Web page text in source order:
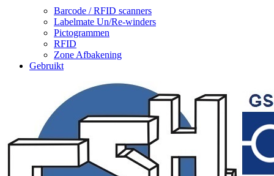
Barcode / RFID scanners
Labelmate Un/Re-winders
Pictogrammen
RFID
Zone Afbakening
Gebruikt